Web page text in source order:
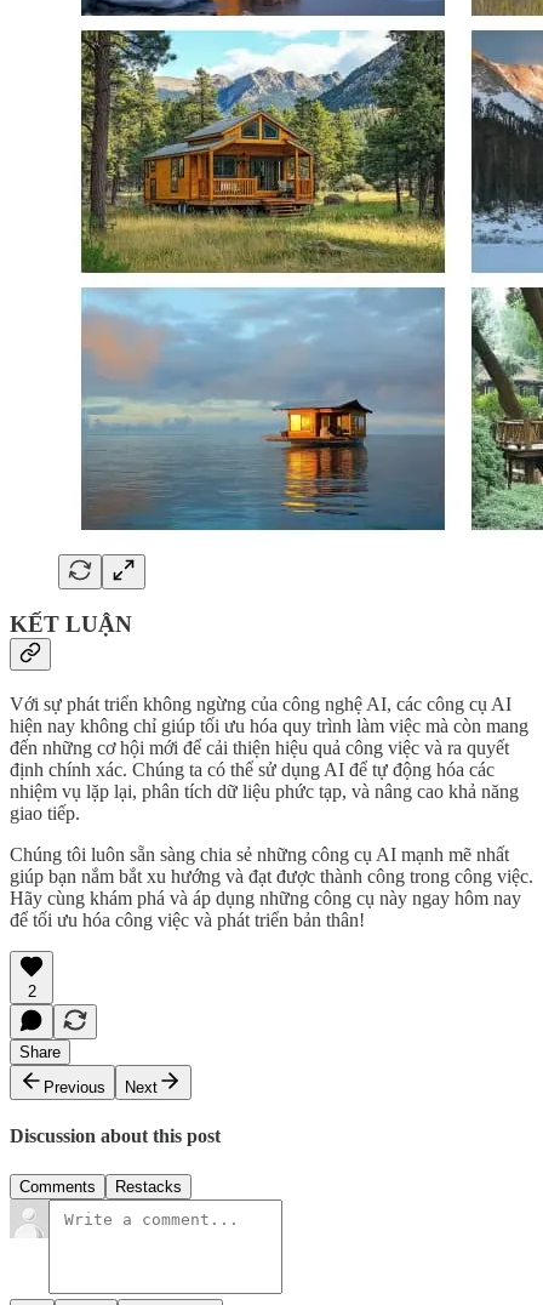
KẾT LUẬN
Với sự phát triển không ngừng của công nghệ AI, các công cụ AI
hiện nay không chỉ giúp tối ưu hóa quy trình làm việc mà còn mang
đến những cơ hội mới để cải thiện hiệu quả công việc và ra quyết
định chính xác. Chúng ta có thể sử dụng AI để tự động hóa các
nhiệm vụ lặp lại, phân tích dữ liệu phức tạp, và nâng cao khả năng
giao tiếp.
Chúng tôi luôn sẵn sàng chia sẻ những công cụ AI mạnh mẽ nhất
giúp bạn nắm bắt xu hướng và đạt được thành công trong công việc.
Hãy cùng khám phá và áp dụng những công cụ này ngay hôm nay
để tối ưu hóa công việc và phát triển bản thân!
2
Share
Previous
Next
Discussion about this post
Comments Restacks